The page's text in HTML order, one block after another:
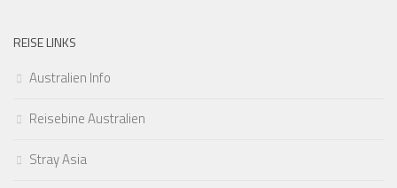
REISE LINKS
Australien Info
Reisebine Australien
Stray Asia